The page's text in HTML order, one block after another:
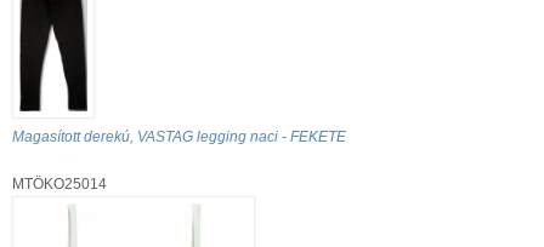
Magasított derekú, VASTAG legging naci - FEKETE
MTÖKO25014